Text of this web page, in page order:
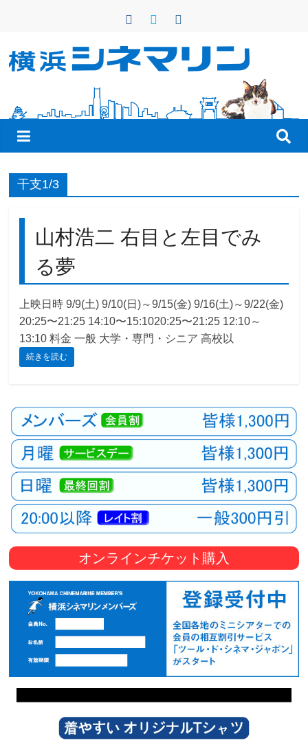
ン
横
浜
シ
ネ
マ
リ
ン
た
い
は
こ
の
街
で
干支1/3
山村浩二 右目と左目でみ
る夢
上映日時 9/9(土) 9/10(日)～9/15(金) 9/16(土)～9/22(金)
20:25〜21:25 14:10〜15:1020:25〜21:25 12:10～
13:10 料金 一般 大学・専門・シニア 高校以
続きを読む
オンラインチケット購入